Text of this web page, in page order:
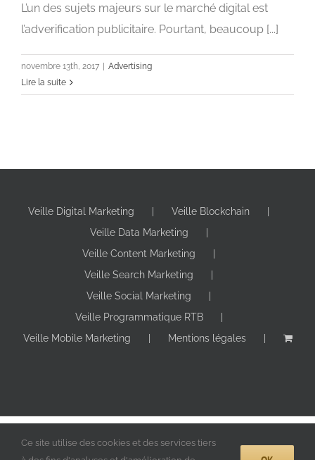
Comment s’y retrouver dans l’adverification
publicitaire ?
L’un des sujets majeurs sur le marché digital est
l’adverification publicitaire. Pourtant, beaucoup [...]
novembre 13th, 2017
Advertising
Lire la suite
Veille Digital Marketing
Veille Blockchain
Veille Data Marketing
Veille Content Marketing
Veille Search Marketing
Veille Social Marketing
Veille Programmatique RTB
Veille Mobile Marketing
Mentions légales
Copyright 2024 Digitall Makers | Tous droits réservés |
Ce site utilise des cookies et des services tiers